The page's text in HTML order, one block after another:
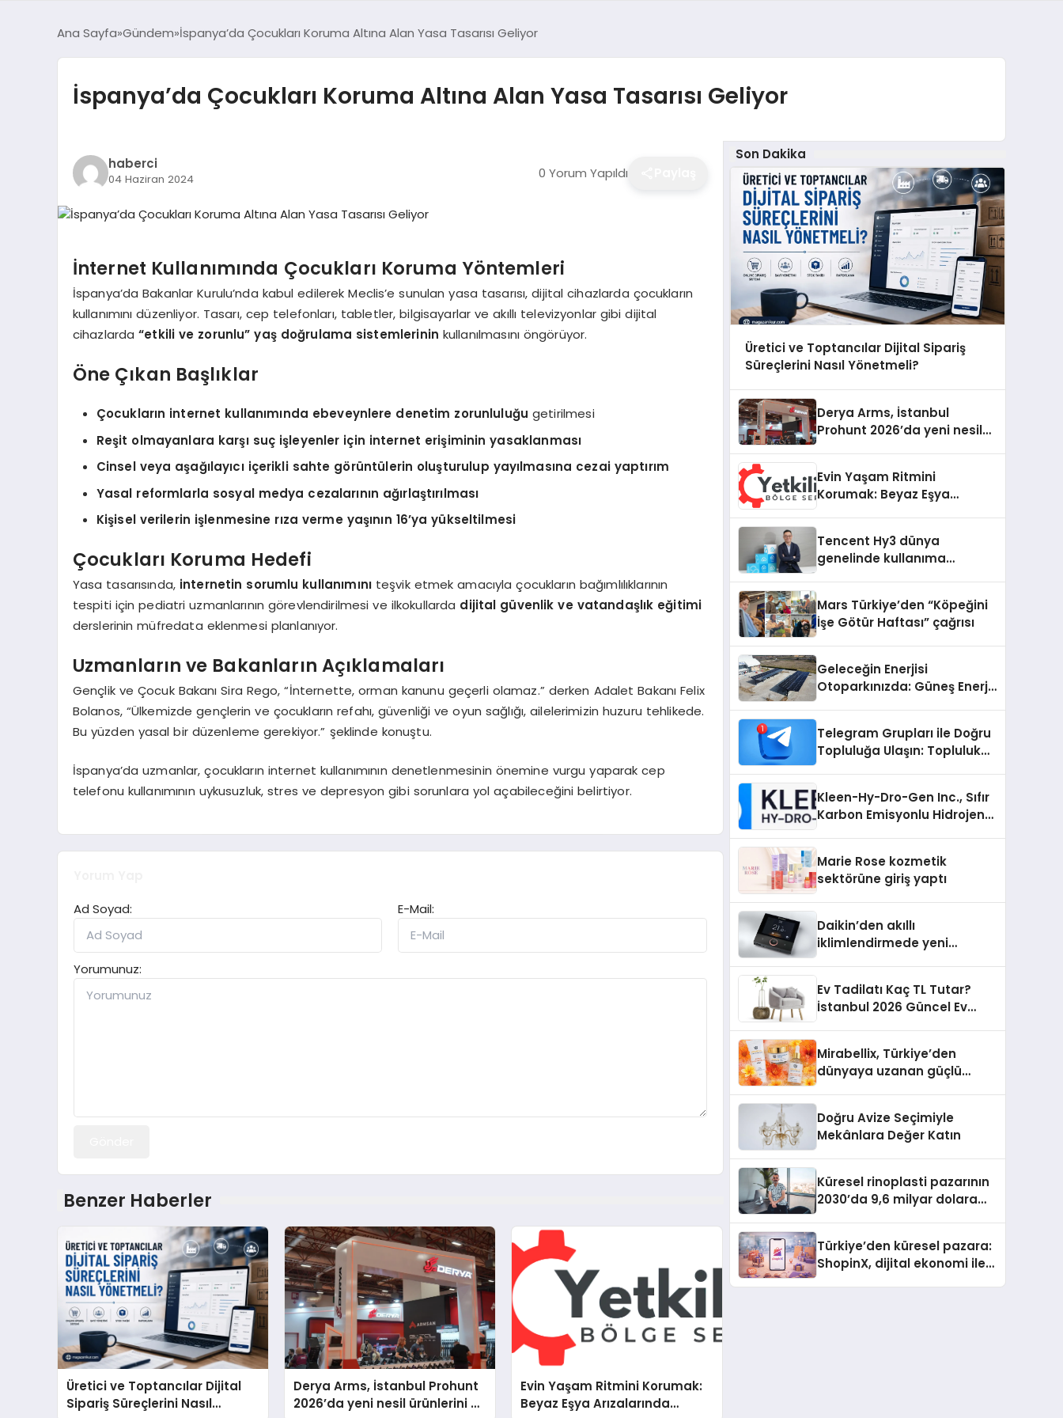
Ana Sayfa Gündem İspanya’da Çocukları Koruma Altına Alan Yasa Tasarısı Geliyor
İspanya’da Çocukları Koruma Altına Alan Yasa Tasarısı Geliyor
haberci
04 Haziran 2024 0 Yorum Yapıldı
İnternet Kullanımında Çocukları Koruma Yöntemleri
İspanya’da Bakanlar Kurulu’nda kabul edilerek Meclis’e sunulan yasa tasarısı, dijital cihazlarda çocukların
kullanımını düzenliyor. Tasarı, cep telefonları, tabletler, bilgisayarlar ve akıllı televizyonlar gibi dijital
cihazlarda“etkili ve zorunlu” yaş doğrulama sistemlerinin kullanılmasını öngörüyor.
Öne Çıkan Başlıklar
Çocukların internet kullanımında ebeveynlere denetim zorunluluğu getirilmesi
Reşit olmayanlara karşı suç işleyenler için internet erişiminin yasaklanması
Cinsel veya aşağılayıcı içerikli sahte görüntülerin oluşturulup yayılmasına cezai yaptırım
Yasal reformlarla sosyal medya cezalarının ağırlaştırılması
Kişisel verilerin işlenmesine rıza verme yaşının 16’ya yükseltilmesi
Çocukları Koruma Hedefi
Yasa tasarısında, internetin sorumlu kullanımınıteşvik etmek amacıyla çocukların bağımlılıklarının
tespiti için pediatri uzmanlarının görevlendirilmesi ve ilkokullarda dijital güvenlik ve vatandaşlık eğitimi
derslerinin müfredata eklenmesi planlanıyor.
Uzmanların ve Bakanların Açıklamaları
Gençlik ve Çocuk Bakanı Sira Rego, “İnternette, orman kanunu geçerli olamaz.” derken Adalet Bakanı Felix
Bolanos, “Ülkemizde gençlerin ve çocukların refahı, güvenliği ve oyun sağlığı, ailelerimizin huzuru tehlikede.
Bu yüzden yasal bir düzenleme gerekiyor.” şeklinde konuştu.
İspanya’da uzmanlar, çocukların internet kullanımının denetlenmesinin önemine vurgu yaparak cep
telefonu kullanımının uykusuzluk, stres ve depresyon gibi sorunlara yol açabileceğini belirtiyor.
Ad Soyad:
E-Mail:
Yorumunuz:
Benzer Haberler
Üretici ve Toptancılar Dijital
Sipariş Süreçlerini Nasıl
Derya Arms, İstanbul Prohunt
2026’da yeni nesil ürünlerini ve
Evin Yaşam Ritmini Korumak:
Beyaz Eşya Arızalarında
Son Dakika
Üretici ve Toptancılar Dijital Sipariş
Süreçlerini Nasıl Yönetmeli?
Derya Arms, İstanbul
Prohunt 2026’da yeni nesil
Evin Yaşam Ritmini
Korumak: Beyaz Eşya
Tencent Hy3 dünya
genelinde kullanıma
Mars Türkiye’den “Köpeğini
İşe Götür Haftası” çağrısı
Geleceğin Enerjisi
Otoparkınızda: Güneş Enerjili
Telegram Grupları ile Doğru
Topluluğa Ulaşın: Topluluk
Kleen-Hy-Dro-Gen Inc., Sıfır
Karbon Emisyonlu Hidrojen
Aldı
Marie Rose kozmetik
sektörüne giriş yaptı
Daikin’den akıllı
iklimlendirmede yeni
Ev Tadilatı Kaç TL Tutar?
İstanbul 2026 Güncel Ev
Mirabellix, Türkiye’den
dünyaya uzanan güçlü
Doğru Avize Seçimiyle
Mekânlara Değer Katın
Küresel rinoplasti pazarının
2030’da 9,6 milyar dolara
Türkiye’den küresel pazara:
ShopinX, dijital ekonomi ile